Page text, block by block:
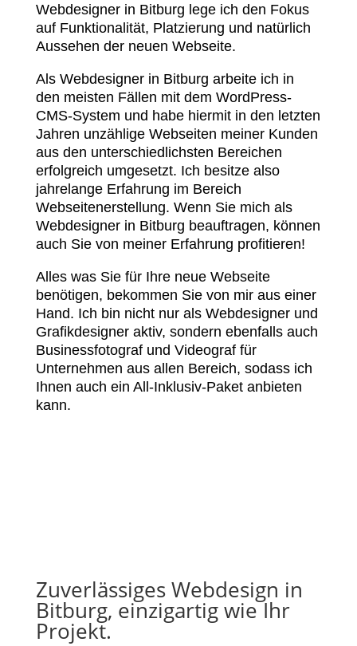
Webdesigner in Bitburg lege ich den Fokus
auf Funktionalität, Platzierung und natürlich
Aussehen der neuen Webseite.
Als Webdesigner in Bitburg arbeite ich in
den meisten Fällen mit dem WordPress-
CMS-System und habe hiermit in den letzten
Jahren unzählige Webseiten meiner Kunden
aus den unterschiedlichsten Bereichen
erfolgreich umgesetzt. Ich besitze also
jahrelange Erfahrung im Bereich
Webseitenerstellung. Wenn Sie mich als
Webdesigner in Bitburg beauftragen, können
auch Sie von meiner Erfahrung profitieren!
Alles was Sie für Ihre neue Webseite
benötigen, bekommen Sie von mir aus einer
Hand. Ich bin nicht nur als Webdesigner und
Grafikdesigner aktiv, sondern ebenfalls auch
Businessfotograf und Videograf für
Unternehmen aus allen Bereich, sodass ich
Ihnen auch ein All-Inklusiv-Paket anbieten
kann.
Zuverlässiges Webdesign in
Bitburg, einzigartig wie Ihr
Projekt.